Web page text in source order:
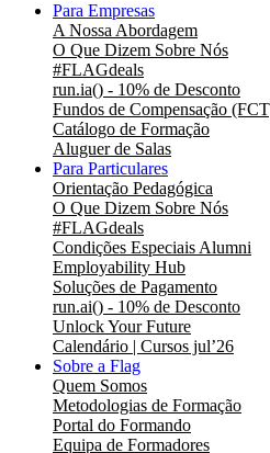
Para Empresas
A Nossa Abordagem
O Que Dizem Sobre Nós
#FLAGdeals
run.ia() - 10% de Desconto
Fundos de Compensação
Catálogo de Formação
Aluguer de Salas
Para Particulares
Orientação Pedagógica
O Que Dizem Sobre Nós
#FLAGdeals
Condições Especiais Alumni
Employability Hub
Soluções de Pagamento
run.ai() - 10% de Desconto
Unlock Your Future
Calendário | Cursos jul’26
Sobre a Flag
Quem Somos
Metodologias de Formação
Portal do Formando
Equipa de Formadores